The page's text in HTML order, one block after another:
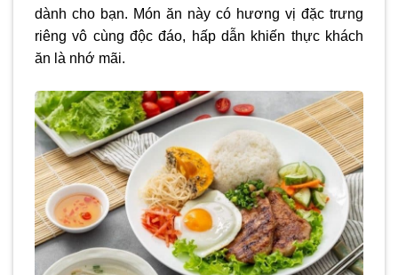
dành cho bạn. Món ăn này có hương vị đặc trưng
riêng vô cùng độc đáo, hấp dẫn khiến thực khách
ăn là nhớ mãi.